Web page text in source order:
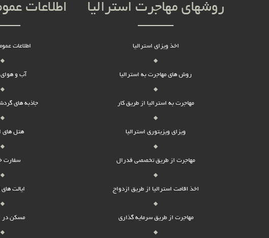
اطلاعات
اطلاعات
آب و هوای
جاذبه های
هتل های
سفارت
ایالت های
مسکن در
روشهای مهاجرت استرالیا
اخذ ویزای استرالیا
روش های مهاجرت به استرالیا
مهاجرت به استرالیا از طریق کار
ویزای ویزیتوری استرالیا
مهاجرت از طریق تخصصی فدرال
اخذ اقامت استرالیا از طریق ازدواج
مهاجرت از طریق سرمایه گذاری